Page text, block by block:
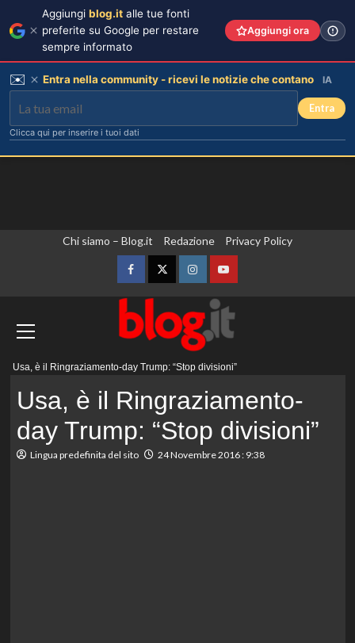
Chi siamo – Blog.it Redazione Privacy Policy
FacebookTwitterInstagramYouTube
Menu
Usa, è il Ringraziamento-day Trump: “Stop divisioni”
Usa, è il Ringraziamento-
day Trump: “Stop divisioni”
Lingua predefinita del sito 24 Novembre 2016 : 9:38
Aggiungi blog.it alle tue fonti
preferite su Google per restare
sempre informato
Aggiungi ora
✉️ Entra nella community - ricevi le notizie che contano IA
Entra
Clicca qui per inserire i tuoi dati